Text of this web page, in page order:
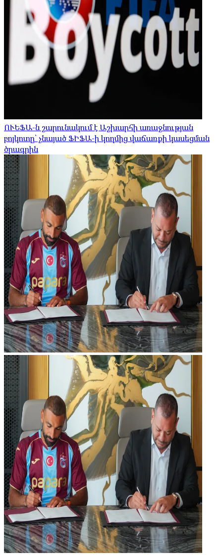
ՈՒԵՖԱ-ն շարունակում է Աշխարհի առաջնության
բոյկոտը՝ չնայած ՖԻՖԱ-ի կողմից վաճառքի կասեցման
ծրագրին